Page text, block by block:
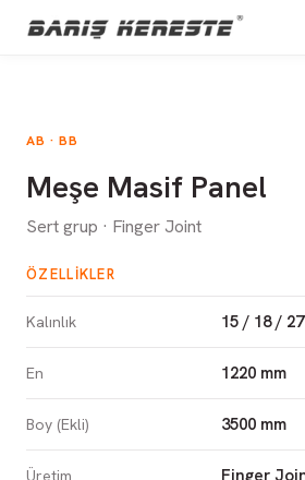
AB · BB
Meşe Masif Panel
Sert grup · Finger Joint
ÖZELLIKLER
Kalınlık 15 / 18 /
En 1220 mm
Boy (Ekli) 3500 mm
Üretim Finger